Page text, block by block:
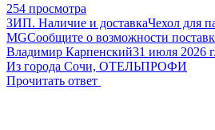
254 просмотра
ЗИП. Наличие и доставкаЧехол для
MGСообщите о возможности
Владимир Карпенский31 июля 2026
Из города Сочи, ОТЕЛЬПРОФИ
Прочитать ответ